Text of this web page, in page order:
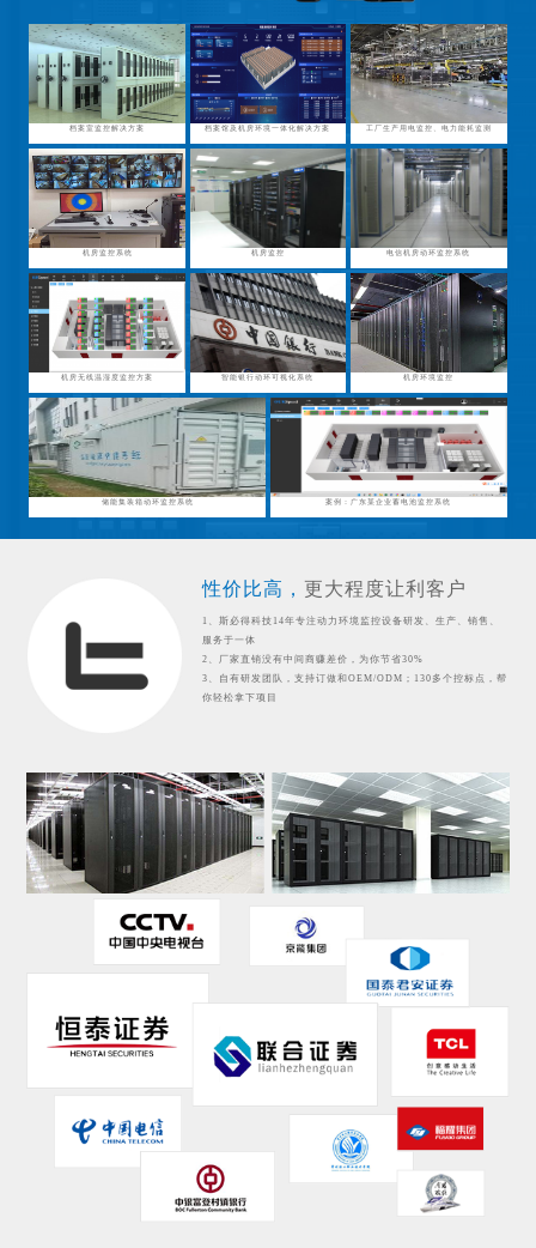
档案室监控解决方案 档案馆及机房环境一体化解决方案 工厂生产用电监控、电力能耗监测
机房监控系统 机房监控 电信机房动环监控系统
机房无线温湿度监控方案 智能银行动环可视化系统 机房环境监控
储能集装箱动环监控系统 案例：广东某企业蓄电池监控系统
性价比高， 更大程度让利客户
1、斯必得科技14年专注动力环境监控设备研发、生产、销售、
服务于一体
2、厂家直销没有中间商赚差价，为你节省30%
3、自有研发团队，支持订做和OEM/ODM；130多个控标点，帮
你轻松拿下项目